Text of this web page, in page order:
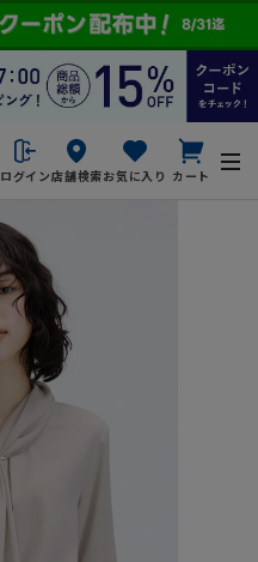
ログイン店舗検索お気に入り カート